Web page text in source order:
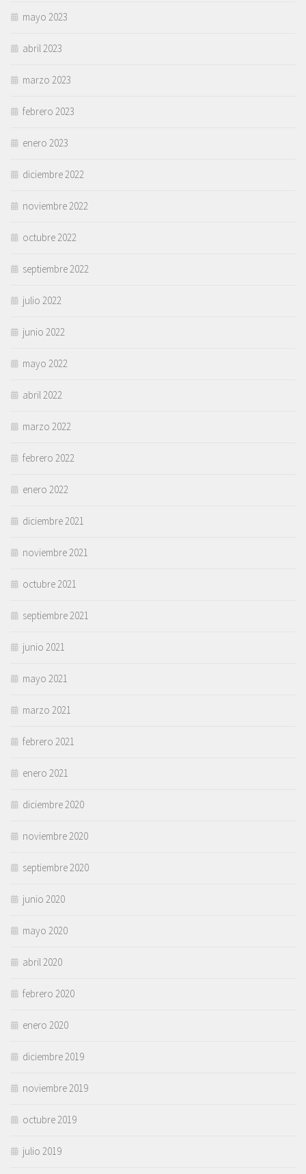
mayo 2023
abril 2023
marzo 2023
febrero 2023
enero 2023
diciembre 2022
noviembre 2022
octubre 2022
septiembre 2022
julio 2022
junio 2022
mayo 2022
abril 2022
marzo 2022
febrero 2022
enero 2022
diciembre 2021
noviembre 2021
octubre 2021
septiembre 2021
junio 2021
mayo 2021
marzo 2021
febrero 2021
enero 2021
diciembre 2020
noviembre 2020
septiembre 2020
junio 2020
mayo 2020
abril 2020
febrero 2020
enero 2020
diciembre 2019
noviembre 2019
octubre 2019
julio 2019